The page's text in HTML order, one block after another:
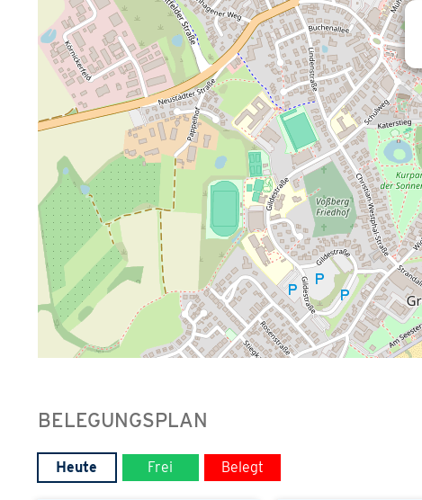
BELEGUNGSPLAN
Heute Frei Belegt